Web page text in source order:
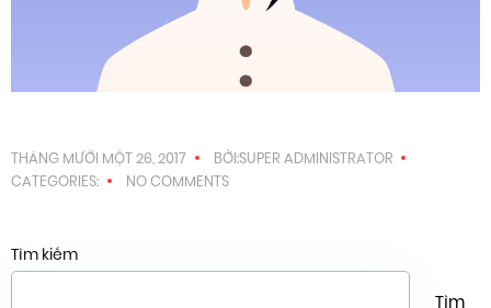
THÁNG MƯỜI MỘT 26, 2017
BỞI:SUPER ADMINISTRATOR
CATEGORIES:
NO COMMENTS
Tìm kiếm
Tìm